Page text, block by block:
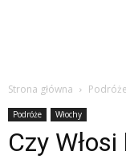
Strona główna Podróże
Podróże Włochy
Czy